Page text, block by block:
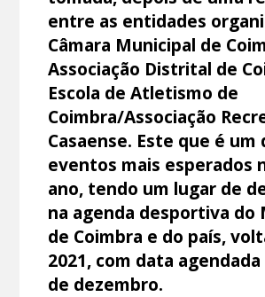
entre as entidades
Câmara Municipal de
Associação Distrital de
Escola de Atletismo de
Coimbra/Associação
Casaense. Este que é um
eventos mais esperados
ano, tendo um lugar de
na agenda desportiva do
de Coimbra e do país,
2021, com data
de dezembro.